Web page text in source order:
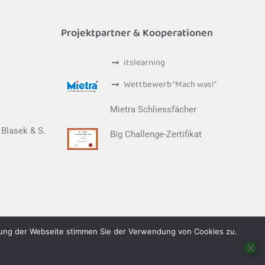
& S.
Projektpartner & Kooperationen
itslearning
Wettbewerb "Mach was!"
Mietra Schliessfächer
Big Challenge-Zertifikat
der Webseite stimmen Sie der Verwendung von Cookies zu.